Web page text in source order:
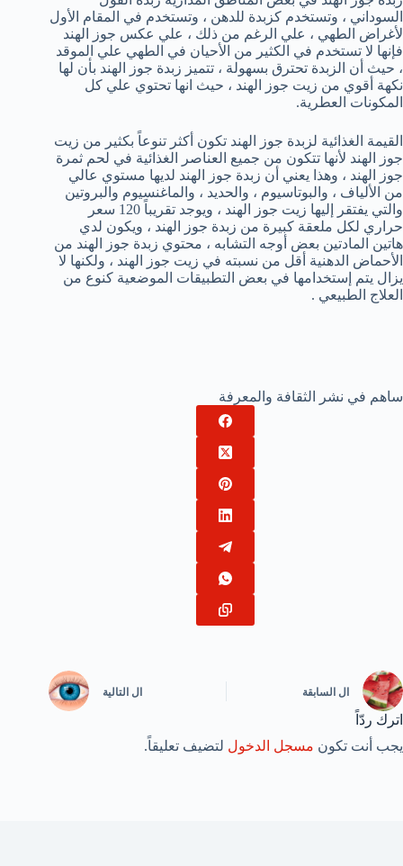
السوداني ، وتستخدم كزبدة للدهن ، وتستخدم في المقام الأول
لأغراض الطهي ، علي الرغم من ذلك ، علي عكس جوز الهند
فإنها لا تستخدم في الكثير من الأحيان في الطهي علي الموقد
، حيث أن الزبدة تحترق بسهولة ، تتميز زبدة جوز الهند بأن لها
نكهة أقوي من زيت جوز الهند ، حيث انها تحتوي علي كل
المكونات العطرية.
القيمة الغذائية لزبدة جوز الهند تكون أكثر تنوعاً بكثير من زيت
جوز الهند لأنها تتكون من جميع العناصر الغذائية في لحم ثمرة
جوز الهند ، وهذا يعني أن زبدة جوز الهند لديها مستوي عالي
من الألياف ، والبوتاسيوم ، والحديد ، والماغنسيوم والبروتين
والتي يفتقر إليها زيت جوز الهند ، ويوجد تقريباً 120 سعر
حراري لكل ملعقة كبيرة من زبدة جوز الهند ، ويكون لدي
هاتين المادتين بعض أوجه التشابه ، محتوي زبدة جوز الهند من
الأحماض الدهنية أقل من نسبته في زيت جوز الهند ، ولكنها لا
يزال يتم إستخدامها في بعض التطبيقات الموضعية كنوع من
العلاج الطبيعي .
ساهم في نشر الثقافة والمعرفة
ال السابقة ال التالية
اترك ردّاً
يجب أنت تكون مسجل الدخول لتضيف تعليقاً.